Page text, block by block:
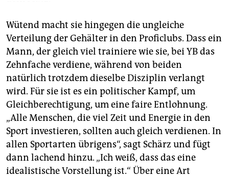
Wütend macht sie hingegen die ungleiche
Verteilung der Gehälter in den Proficlubs. Dass ein
Mann, der gleich viel trainiere wie sie, bei YB das
Zehnfache verdiene, während von beiden
natürlich trotzdem dieselbe Disziplin verlangt
wird. Für sie ist es ein politischer Kampf, um
Gleichberechtigung, um eine faire Entlohnung.
„Alle Menschen, die viel Zeit und Energie in den
Sport investieren, sollten auch gleich verdienen. In
allen Sportarten übrigens“, sagt Schärz und fügt
dann lachend hinzu. „Ich weiß, dass das eine
idealistische Vorstellung ist.“ Über eine Art